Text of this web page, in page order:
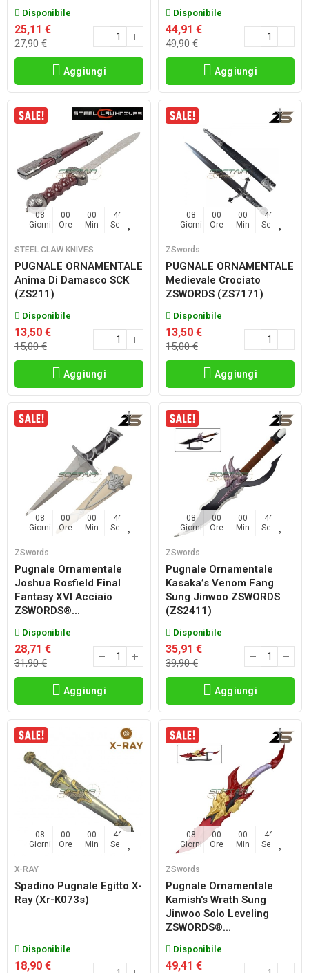
Disponibile
25,11 €
27,90 €
Aggiungi
Disponibile
44,91 €
49,90 €
Aggiungi
08
Giorni
00
Ore
00
Min
45
Sec
STEEL CLAW KNIVES
PUGNALE ORNAMENTALE
Anima Di Damasco SCK
(ZS211)
Disponibile
13,50 €
15,00 €
Aggiungi
08
Giorni
00
Ore
00
Min
45
Sec
ZSwords
PUGNALE ORNAMENTALE
Medievale Crociato
ZSWORDS (ZS7171)
Disponibile
13,50 €
15,00 €
Aggiungi
08
Giorni
00
Ore
00
Min
45
Sec
ZSwords
Pugnale Ornamentale
Joshua Rosfield Final
Fantasy XVI Acciaio
ZSWORDS®...
Disponibile
28,71 €
31,90 €
Aggiungi
08
Giorni
00
Ore
00
Min
45
Sec
ZSwords
Pugnale Ornamentale
Kasaka’s Venom Fang
Sung Jinwoo ZSWORDS
(ZS2411)
Disponibile
35,91 €
39,90 €
Aggiungi
08
Giorni
00
Ore
00
Min
45
Sec
X-RAY
Spadino Pugnale Egitto X-
Ray (xr-K073s)
Disponibile
18,90 €
08
Giorni
00
Ore
00
Min
45
Sec
ZSwords
Pugnale Ornamentale
Kamish's Wrath Sung
Jinwoo Solo Leveling
ZSWORDS®...
Disponibile
49,41 €